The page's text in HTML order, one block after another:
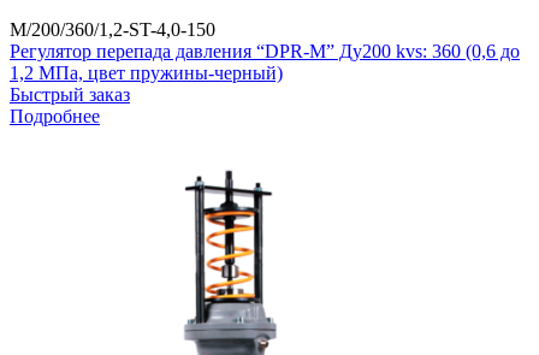
M/200/360/1,2-ST-4,0-150
Регулятор перепада давления “DPR-M” Ду200 kvs: 360 (0,6 до
1,2 МПа, цвет пружины-черный)
Быстрый заказ
Подробнее